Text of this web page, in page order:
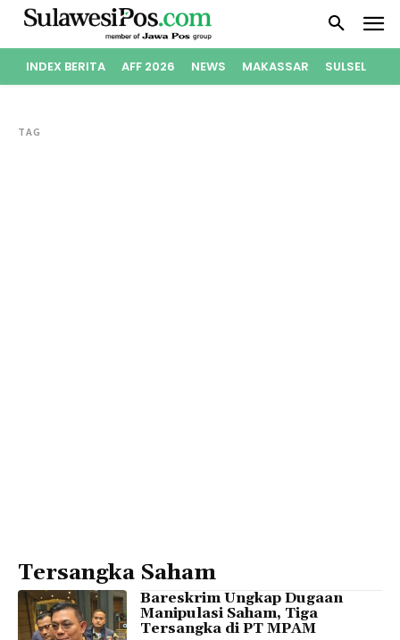
INDEX BERITA AFF 2026 NEWS MAKASSAR SULSEL
TAG
Tersangka Saham
Bareskrim Ungkap Dugaan
Manipulasi Saham, Tiga
Tersangka di PT MPAM